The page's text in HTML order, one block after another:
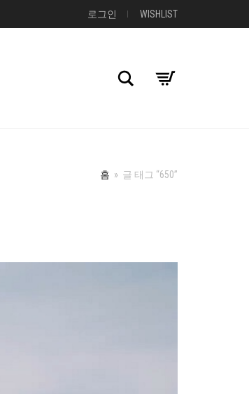
로그인 WISHLIST
검색
홈 » 글 태그 “650”